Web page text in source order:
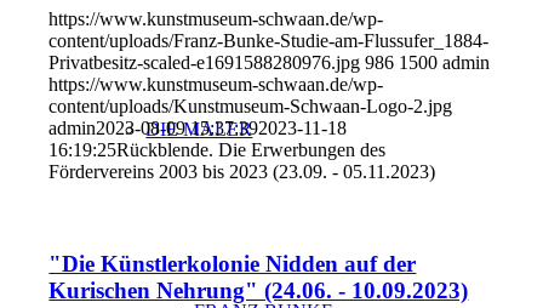
DIE MALER
https://www.kunstmuseum-schwaan.de/wp-
content/uploads/Franz-Bunke-Studie-am-Flussufer_1884-
Privatbesitz-scaled-e1691588280976.jpg 986 1500 admin
https://www.kunstmuseum-schwaan.de/wp-
content/uploads/Kunstmuseum-Schwaan-Logo-2.jpg
admin2023-08-09 15:37:392023-11-18
16:19:25Rückblende. Die Erwerbungen des
Fördervereins 2003 bis 2023 (23.09. - 05.11.2023)
"Die Künstlerkolonie Nidden auf der
Kurischen Nehrung" (24.06. - 10.09.2023)